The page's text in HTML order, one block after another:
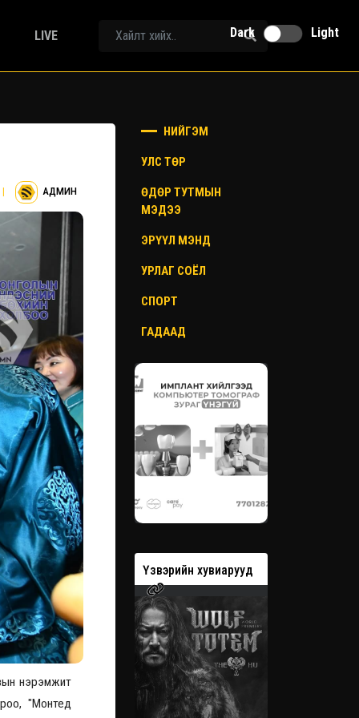
LIVE Dark Light
| АДМИН
нэрэмжит
"Монтед
НИЙГЭМ
УЛС ТӨР
ӨДӨР ТУТМЫН
МЭДЭЭ
ЭРҮҮЛ МЭНД
УРЛАГ СОЁЛ
СПОРТ
ГАДААД
хувиарууд Үзвэрийн хувиарууд